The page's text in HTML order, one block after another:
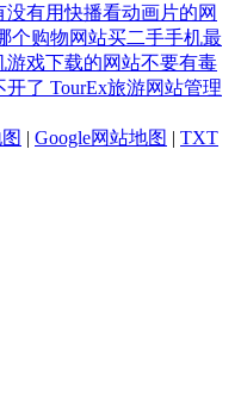
没有用快播看动画片的网
个购物网站买二手手机最
戏下载的网站不要有毒
开了 TourEx旅游网站管理
| Google网站地图 | TXT